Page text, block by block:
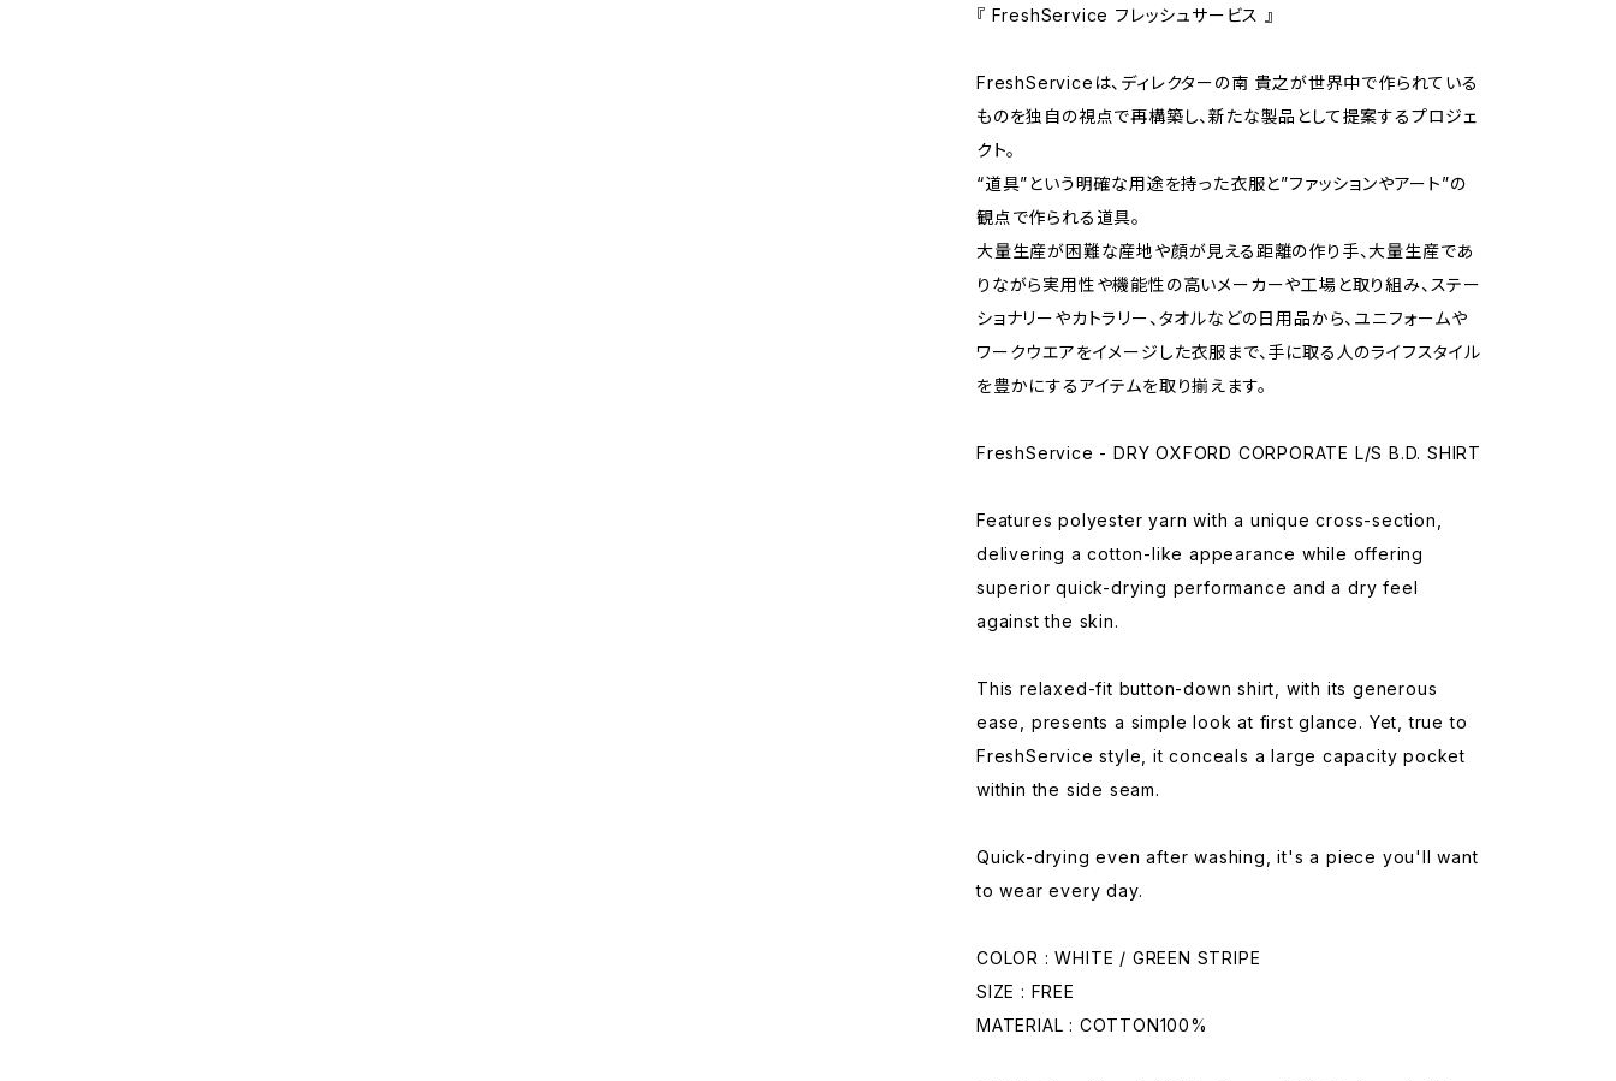
『 FreshService フレッシュサービス 』
FreshServiceは、ディレクターの南 貴之が世界中で作られている
ものを独自の視点で再構築し、新たな製品として提案するプロジェ
クト。
“道具”という明確な用途を持った衣服と”ファッションやアート”の
観点で作られる道具。
大量生産が困難な産地や顔が見える距離の作り手、大量生産であ
りながら実用性や機能性の高いメーカーや工場と取り組み、ステー
ショナリーやカトラリー、タオルなどの日用品から、ユニフォームや
ワークウエアをイメージした衣服まで、手に取る人のライフスタイル
を豊かにするアイテムを取り揃えます。
FreshService - DRY OXFORD CORPORATE L/S B.D. SHIRT
Features polyester yarn with a unique cross-section,
delivering a cotton-like appearance while offering
superior quick-drying performance and a dry feel
against the skin.
This relaxed-fit button-down shirt, with its generous
ease, presents a simple look at first glance. Yet, true to
FreshService style, it conceals a large capacity pocket
within the side seam.
Quick-drying even after washing, it's a piece you'll want
to wear every day.
COLOR : WHITE / GREEN STRIPE
SIZE : FREE
MATERIAL : COTTON100%